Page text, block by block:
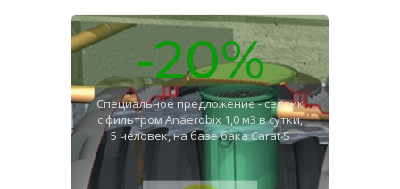
-20%
Специальное предложение - септик
с фильтром Anaerobix 1,0 м3 в сутки,
5 человек, на базе бака Carat S